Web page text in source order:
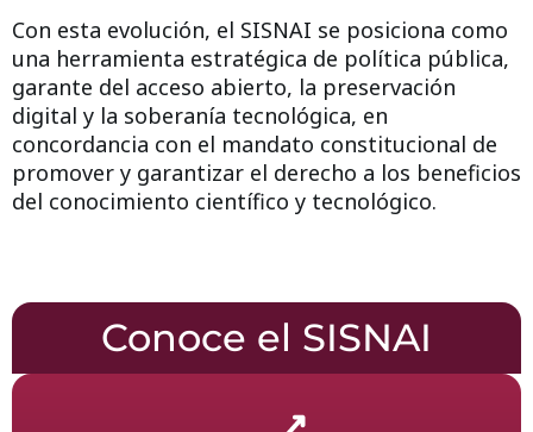
Con esta evolución, el SISNAI se posiciona como
una herramienta estratégica de política pública,
garante del acceso abierto, la preservación
digital y la soberanía tecnológica, en
concordancia con el mandato constitucional de
promover y garantizar el derecho a los beneficios
del conocimiento científico y tecnológico.
Conoce el SISNAI